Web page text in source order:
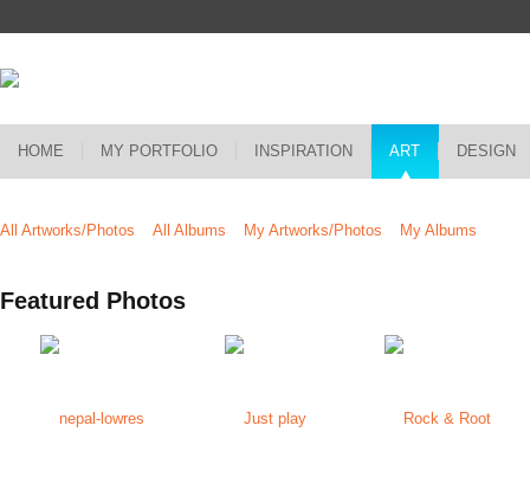
HOME MY PORTFOLIO INSPIRATION ART DESIGN
All Artworks/Photos All Albums My Artworks/Photos My Albums
Featured Photos